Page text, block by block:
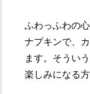
ふわっふわの
ナプキンで、
ます。そうい
楽しみになる